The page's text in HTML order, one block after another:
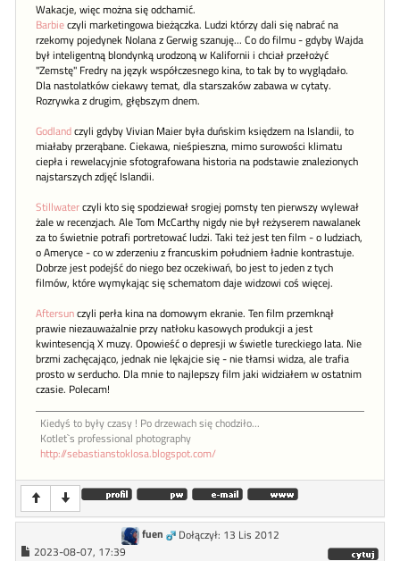
Wakacje, więc można się odchamić.
Barbieczyli marketingowa bieżączka. Ludzi którzy dali się nabrać na
rzekomy pojedynek Nolana z Gerwig szanuję... Co do filmu - gdyby Wajda
był inteligentną blondynką urodzoną w Kalifornii i chciał przełożyć
"Zemstę" Fredry na język współczesnego kina, to tak by to wyglądało.
Dla nastolatków ciekawy temat, dla starszaków zabawa w cytaty.
Rozrywka z drugim, głębszym dnem.
Godlandczyli gdyby Vivian Maier była duńskim księdzem na Islandii, to
miałaby przerąbane. Ciekawa, nieśpieszna, mimo surowości klimatu
ciepła i rewelacyjnie sfotografowana historia na podstawie znalezionych
najstarszych zdjęć Islandii.
Stillwaterczyli kto się spodziewał srogiej pomsty ten pierwszy wylewał
żale w recenzjach. Ale Tom McCarthy nigdy nie był reżyserem nawalanek
za to świetnie potrafi portretować ludzi. Taki też jest ten film - o ludziach,
o Ameryce - co w zderzeniu z francuskim południem ładnie kontrastuje.
Dobrze jest podejść do niego bez oczekiwań, bo jest to jeden z tych
filmów, które wymykając się schematom daje widzowi coś więcej.
Aftersunczyli perła kina na domowym ekranie. Ten film przemknął
prawie niezauważalnie przy natłoku kasowych produkcji a jest
kwintesencją X muzy. Opowieść o depresji w świetle tureckiego lata. Nie
brzmi zachęcająco, jednak nie lękajcie się - nie tłamsi widza, ale trafia
prosto w serducho. Dla mnie to najlepszy film jaki widziałem w ostatnim
czasie. Polecam!
Kiedyś to były czasy ! Po drzewach się chodziło...
Kotlet`s professional photography
http://sebastianstoklosa.blogspot.com/
fuen
Dołączył: 13 Lis 2012
2023-08-07, 17:39